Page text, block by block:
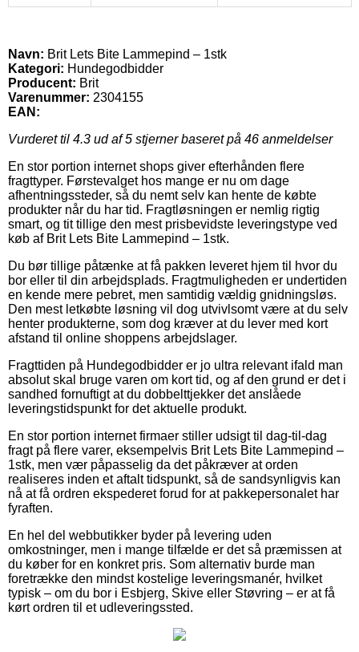
Navn: Brit Lets Bite Lammepind – 1stk
Kategori: Hundegodbidder
Producent: Brit
Varenummer: 2304155
EAN:
Vurderet til 4.3 ud af 5 stjerner baseret på 46 anmeldelser
En stor portion internet shops giver efterhånden flere
fragttyper. Førstevalget hos mange er nu om dage
afhentningssteder, så du nemt selv kan hente de købte
produkter når du har tid. Fragtløsningen er nemlig rigtig
smart, og tit tillige den mest prisbevidste leveringstype ved
køb af Brit Lets Bite Lammepind – 1stk.
Du bør tillige påtænke at få pakken leveret hjem til hvor du
bor eller til din arbejdsplads. Fragtmuligheden er undertiden
en kende mere pebret, men samtidig vældig gnidningsløs.
Den mest letkøbte løsning vil dog utvivlsomt være at du selv
henter produkterne, som dog kræver at du lever med kort
afstand til online shoppens arbejdslager.
Fragttiden på Hundegodbidder er jo ultra relevant ifald man
absolut skal bruge varen om kort tid, og af den grund er det i
sandhed fornuftigt at du dobbelttjekker det anslåede
leveringstidspunkt for det aktuelle produkt.
En stor portion internet firmaer stiller udsigt til dag-til-dag
fragt på flere varer, eksempelvis Brit Lets Bite Lammepind –
1stk, men vær påpasselig da det påkræver at orden
realiseres inden et aftalt tidspunkt, så de sandsynligvis kan
nå at få ordren ekspederet forud for at pakkepersonalet har
fyraften.
En hel del webbutikker byder på levering uden
omkostninger, men i mange tilfælde er det så præmissen at
du køber for en konkret pris. Som alternativ burde man
foretrække den mindst kostelige leveringsmanér, hvilket
typisk – om du bor i Esbjerg, Skive eller Støvring – er at få
kørt ordren til et udleveringssted.